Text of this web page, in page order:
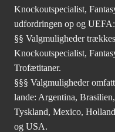
Knockoutspecialist,
udfordringen op og
§§ Valgmuligheder
Knockoutspecialist,
Trofætitaner.
§§§ Valgmuligheder
lande: Argentina,
Tyskland, Mexico,
og USA.